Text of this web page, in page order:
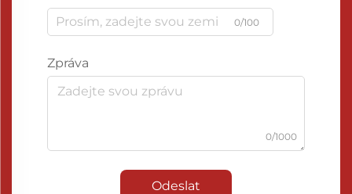
0/100
Zpráva
0/1000
Odeslat